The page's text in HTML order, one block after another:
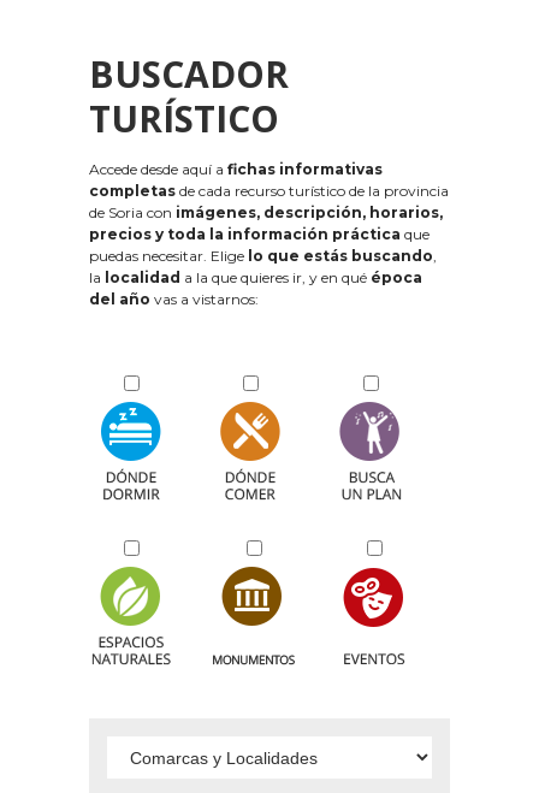
BUSCADOR
TURÍSTICO
Accede desde aquí a fichas informativas
completas de cada recurso turístico de la provincia
de Soria con imágenes, descripción, horarios,
precios y toda la información práctica que
puedas necesitar. Elige lo que estás buscando,
la localidad a la que quieres ir, y en qué época
del año vas a vistarnos: